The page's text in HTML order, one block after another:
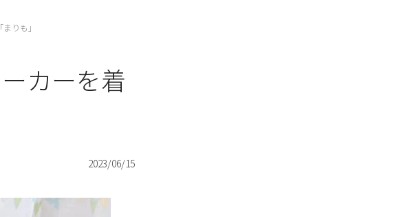
まりも」
カーを着
2023/06/15